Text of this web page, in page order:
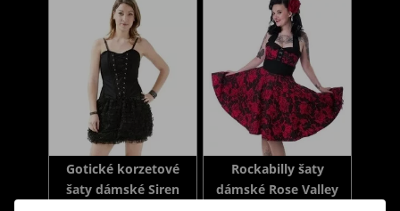
Gotické korzetové
šaty dámské Siren
Rockabilly šaty
dámské Rose Valley